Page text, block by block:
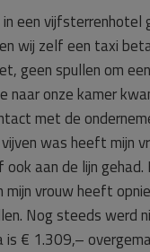
een
wij zelf een taxi
geen spullen om
naar onze kamer
met de
was heeft mijn
ook aan de lijn
mijn vrouw heeft
Nog steeds werd
€ 1.309,–